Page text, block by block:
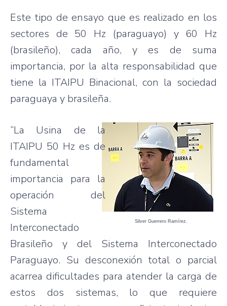
Este tipo de ensayo que es realizado en los
sectores de 50 Hz (paraguayo) y 60 Hz
(brasileño), cada año, y es de suma
importancia, por la alta responsabilidad que
tiene la ITAIPU Binacional, con la sociedad
paraguaya y brasileña.
Silver Guerrero Ramírez.
“La Usina de la
ITAIPU 50 Hz es de
fundamental
importancia para la
operación del
Sistema
Interconectado
Brasileño y del Sistema Interconectado
Paraguayo. Su desconexión total o parcial
acarrea dificultades para atender la carga de
estos dos sistemas, lo que requiere